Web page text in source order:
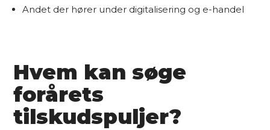
Andet der hører under digitalisering og e-handel
Hvem kan søge
forårets
tilskudspuljer?